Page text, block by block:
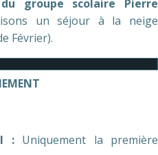
du groupe scolaire Pierre
un séjour à la neige
Février).
:Uniquement la première